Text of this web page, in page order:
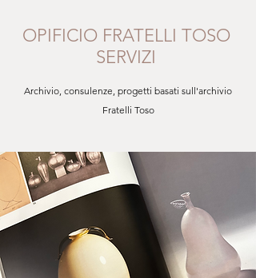
OPIFICIO FRATELLI TOSO
SERVIZI
Archivio, consulenze, progetti basati sull'archivio
Fratelli Toso